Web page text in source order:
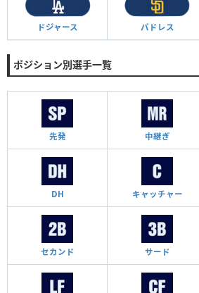
ドジャース パドレス
ポジション別選手一覧
先発 中継ぎ
DH キャッチャー
セカンド サード